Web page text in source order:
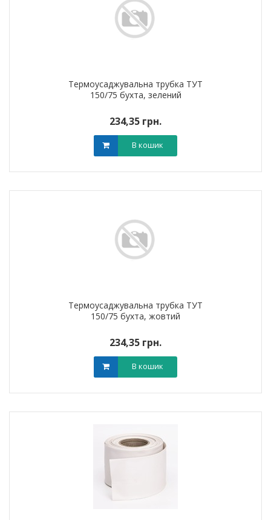
Термоусаджувальна трубка ТУТ
150/75 бухта, зелений
234,35 грн.
В кошик
Термоусаджувальна трубка ТУТ
150/75 бухта, жовтий
234,35 грн.
В кошик